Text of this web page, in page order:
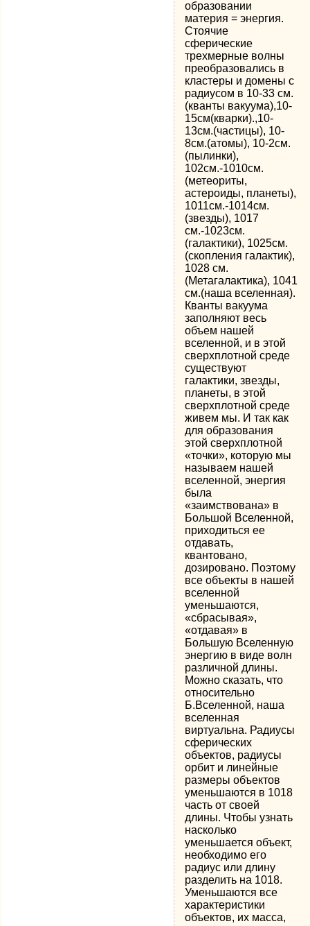
образовании
материя = энергия.
Стоячие
сферические
трехмерные волны
преобразовались в
кластеры и домены с
радиусом в 10-33 см.
(кванты вакуума),10-
15см(кварки).,10-
13см.(частицы), 10-
8см.(атомы), 10-2см.
(пылинки),
102см.-1010см.
(метеориты,
астероиды, планеты),
1011см.-1014см.
(звезды), 1017
см.-1023см.
(галактики), 1025см.
(скопления галактик),
1028 см.
(Метагалактика), 1041
см.(наша вселенная).
Кванты вакуума
заполняют весь
объем нашей
вселенной, и в этой
сверхплотной среде
существуют
галактики, звезды,
планеты, в этой
сверхплотной среде
живем мы. И так как
для образования
этой сверхплотной
«точки», которую мы
называем нашей
вселенной, энергия
была
«заимствована» в
Большой Вселенной,
приходиться ее
отдавать,
квантовано,
дозировано. Поэтому
все объекты в нашей
вселенной
уменьшаются,
«сбрасывая»,
«отдавая» в
Большую Вселенную
энергию в виде волн
различной длины.
Можно сказать, что
относительно
Б.Вселенной, наша
вселенная
виртуальна. Радиусы
сферических
объектов, радиусы
орбит и линейные
размеры объектов
уменьшаются в 1018
часть от своей
длины. Чтобы узнать
насколько
уменьшается объект,
необходимо его
радиус или длину
разделить на 1018.
Уменьшаются все
характеристики
объектов, их масса,